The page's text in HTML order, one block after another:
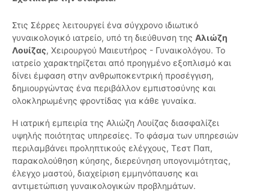
Στις Σέρρες λειτουργεί ένα σύγχρονο ιδιωτικό
γυναικολογικό ιατρείο, υπό τη διεύθυνση της Αλιώζη
Λουίζας, Χειρουργού Μαιευτήρος - Γυναικολόγου. Το
ιατρείο χαρακτηρίζεται από προηγμένο εξοπλισμό και
δίνει έμφαση στην ανθρωποκεντρική προσέγγιση,
δημιουργώντας ένα περιβάλλον εμπιστοσύνης και
ολοκληρωμένης φροντίδας για κάθε γυναίκα.
Η ιατρική εμπειρία της Αλιώζη Λουίζας διασφαλίζει
υψηλής ποιότητας υπηρεσίες. Το φάσμα των υπηρεσιών
περιλαμβάνει προληπτικούς ελέγχους, Τεστ Παπ,
παρακολούθηση κύησης, διερεύνηση υπογονιμότητας,
έλεγχο μαστού, διαχείριση εμμηνόπαυσης και
αντιμετώπιση γυναικολογικών προβλημάτων.